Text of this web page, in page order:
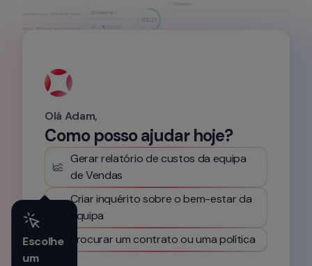
Olá Adam,
Como posso ajudar hoje?
Escolhe
um
Gerar relatório de custos da equipa
de Vendas
Criar inquérito sobre o bem-estar da
equipa
Procurar um contrato ou uma política